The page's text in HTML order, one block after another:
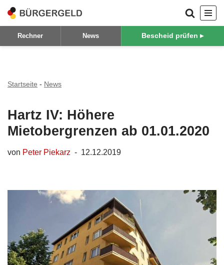
Zum
Inhalt
Rechner News Bescheid prüfen ▸
Startseite - News
Hartz IV: Höhere
Mietobergrenzen ab 01.01.2020
von Peter Piekarz 12.12.2019